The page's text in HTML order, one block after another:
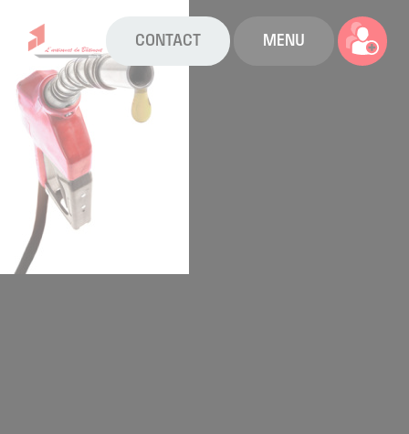
CONTACT MENU
La CAPEB
Nos services
Agenda